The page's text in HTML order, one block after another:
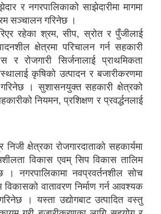
र नगरपालिकाको साझेदारीमा मागमा
सञ्चालन गरिनेछ ।
रहेका श्रम, सीप, स्रोत र पुँजीलाई
क्षेत्रमा परिचालन गर्न सहकारी
र रोजगारी सिर्जनालाई प्राथमिकता
कृषिको उत्पादन र बजारीकरणमा
गरिनेछ । सुशासनयुक्त सहकारी क्षेत्रको
नियमन, प्रशिक्षण र प्रवर्द्धनलाई
क्षेत्रका रोजगारदाताको सहकार्यमा
विकास एवम् सिप विकास तालिम
। नगरपालिकामा नवप्रवर्तनशील सोच
विकासको वातावरण निर्माण गर्न आवश्यक
। यस्ता उद्योगबाट उत्पादित वस्तु